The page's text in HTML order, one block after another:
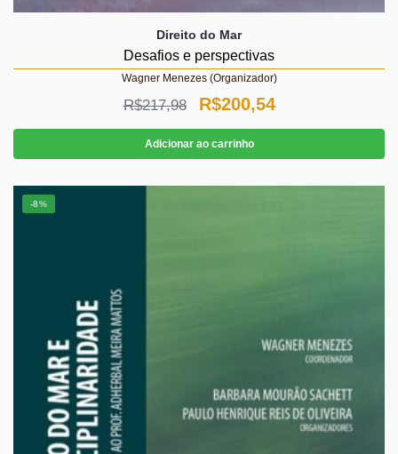
Direito do Mar
Desafios e perspectivas
Wagner Menezes (Organizador)
R$217,98
O
preço
original
era:
R$200,54O
preço
atual
é:
Adicionar ao carrinho
-8%